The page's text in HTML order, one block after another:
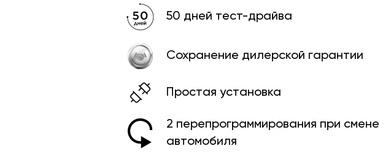
50 дней тест-драйва
Сохранение дилерской гарантии
Простая установка
2 перепрограммирования при смене
автомобиля